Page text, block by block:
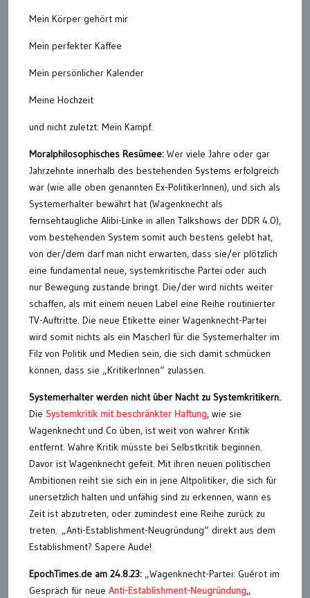
Mein Körper gehört mir
Mein perfekter Kaffee
Mein persönlicher Kalender
Meine Hochzeit
und nicht zuletzt: Mein Kampf.
Moralphilosophisches Resümee: Wer viele Jahre oder gar
Jahrzehnte innerhalb des bestehenden Systems erfolgreich
war (wie alle oben genannten Ex-PolitikerInnen), und sich als
Systemerhalter bewährt hat (Wagenknecht als
fernsehtaugliche Alibi-Linke in allen Talkshows der DDR 4.0),
vom bestehenden System somit auch bestens gelebt hat,
von der/dem darf man nicht erwarten, dass sie/er plötzlich
eine fundamental neue, systemkritische Partei oder auch
nur Bewegung zustande bringt. Die/der wird nichts weiter
schaffen, als mit einem neuen Label eine Reihe routinierter
TV-Auftritte. Die neue Etikette einer Wagenknecht-Partei
wird somit nichts als ein Mascherl für die Systemerhalter im
Filz von Politik und Medien sein, die sich damit schmücken
können, dass sie „KritikerInnen“ zulassen.
Systemerhalter werden nicht über Nacht zu Systemkritikern.
Die Systemkritik mit beschränkter Haftung, wie sie
Wagenknecht und Co üben, ist weit von wahrer Kritik
entfernt. Wahre Kritik müsste bei Selbstkritik beginnen.
Davor ist Wagenknecht gefeit. Mit ihren neuen politischen
Ambitionen reiht sie sich ein in jene Altpolitiker, die sich für
unersetzlich halten und unfähig sind zu erkennen, wann es
Zeit ist abzutreten, oder zumindest eine Reihe zurück zu
treten. „Anti-Establishment-Neugründung“ direkt aus dem
Establishment? Sapere Aude!
EpochTimes.de am 24.8.23: „Wagenknecht-Partei: Guérot im
Gespräch für neue Anti-Establishment-Neugründung„